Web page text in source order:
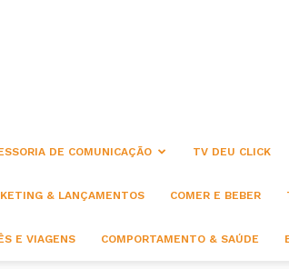
DE COMUNICAÇÃO TV DEU CLICK
& LANÇAMENTOS COMER E BEBER
E VIAGENS COMPORTAMENTO & SAÚDE